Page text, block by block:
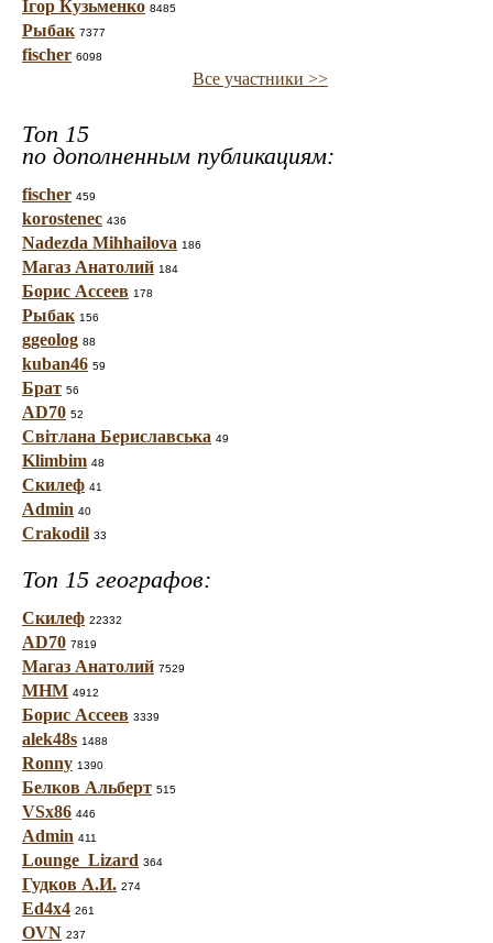
Ігор Кузьменко 8485
Рыбак 7377
fischer 6098
Все участники >>
Топ 15
по дополненным публикациям:
fischer 459
korostenec 436
Nadezda Mihhailova 186
Магаз Анатолий 184
Борис Ассеев 178
Рыбак 156
ggeolog 88
kuban46 59
Брат 56
AD70 52
Світлана Бериславська 49
Klimbim 48
Скилеф 41
Admin 40
Crakodil 33
Топ 15 географов:
Скилеф 22332
AD70 7819
Магаз Анатолий 7529
МНМ 4912
Борис Ассеев 3339
alek48s 1488
Ronny 1390
Белков Альберт 515
VSx86 446
Admin 411
Lounge_Lizard 364
Гудков А.И. 274
Ed4x4 261
OVN 237